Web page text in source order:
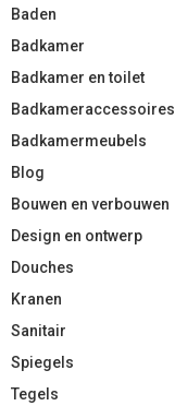
Baden
Badkamer
Badkamer en toilet
Badkameraccessoires
Badkamermeubels
Blog
Bouwen en verbouwen
Design en ontwerp
Douches
Kranen
Sanitair
Spiegels
Tegels